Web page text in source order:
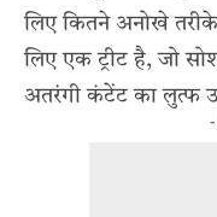
लिए कितने अनोखे
लिए एक ट्रीट है, जो
अतरंगी कंटेंट का लुत्फ